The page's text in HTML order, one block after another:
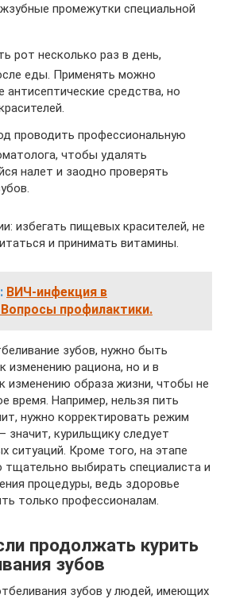
промежутки специальной
рот несколько раз в день,
еды. Применять можно
антисептические средства, но
проводить профессиональную
чтобы удалять
налет и заодно проверять
избегать пищевых красителей, не
и принимать витамины.
ВИЧ-инфекция в
профилактики.
зубов, нужно быть
изменению рациона, но и в
изменению образа жизни, чтобы не
время. Например, нельзя пить
нужно корректировать режим
значит, курильщику следует
ситуаций. Кроме того, на этапе
тщательно выбирать специалиста и
процедуры, ведь здоровье
только профессионалам.
продолжать курить
зубов
зубов у людей, имеющих